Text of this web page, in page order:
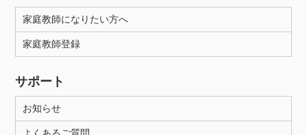
家庭教師になりたい方へ
家庭教師登録
サポート
お知らせ